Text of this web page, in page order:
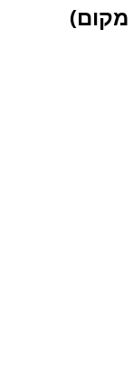
מקום)